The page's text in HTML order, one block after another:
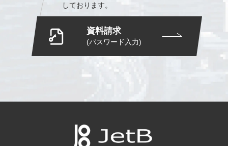
しております。
資料請求
(パスワード入力)